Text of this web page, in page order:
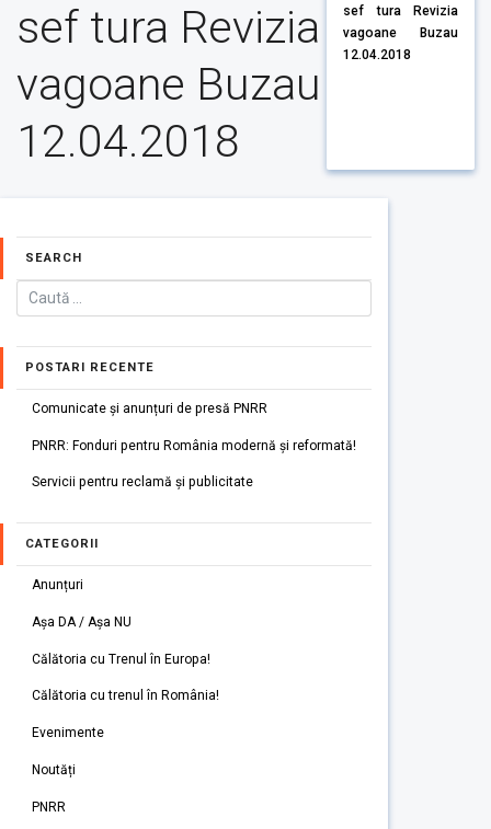
sef tura Revizia
vagoane Buzau
12.04.2018
sef tura Revizia
vagoane Buzau
12.04.2018
SEARCH
POSTARI RECENTE
Comunicate și anunțuri de presă PNRR
PNRR: Fonduri pentru România modernă și reformată!
Servicii pentru reclamă și publicitate
CATEGORII
Anunțuri
Așa DA / Așa NU
Călătoria cu Trenul în Europa!
Călătoria cu trenul în România!
Evenimente
Noutăți
PNRR